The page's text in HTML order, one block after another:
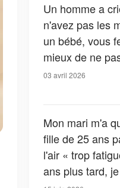
Un homme a
n'avez pas les
un bébé, vous
mieux de ne
une infirmière
03 avril 2026
Mon mari m'a
fille de 25 ans
l'air « trop
ans plus tard,